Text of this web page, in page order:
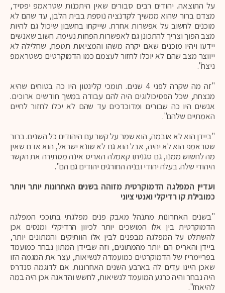
על התוצאה. יהודים רבים סבורים שאין היתכנות שטראמפ יפסיד,
מצדם ברור שהוא ממשיך לקדנציה נוספת בבית הלבן, עד שהם לא
מוכנים לחשוב על אפשרות אחרת. שייקחו בחשבון שיכול גם להיות
מצב הפוך וצריך להתכונן גם לאפשרות הפחות נעימה. חשוב שאנשים
יידעו ויהיו מוכנים שאם יקרה משהו והמציאות תטפח, שחלילה לא
ייווצר מצב שהם לא יוכלו לחזור לעצמם כמו הדמוקרטים כשטראמפ
ניצח".
"זה מה שקרה לפני 4 שנים. תומכי קלינטון היו כה בטוחים שהיא
מנצחת, שכל הפסיכולוגים היה להם עבודה במשך חודשים ארוכים.
אנשים היו כה שבורים ומדוכדכים עד שהם לא יכלו לחזור לחיים
האמתיים שלהם".
"ביידן הוא לא אובמה, הוא שמר על קשר עם היהודים כל השנים. ברור
שטראמפ הוא לא יהיה, אבל הוא גם לא שונא ישראל, הוא אדם שאין
מה לחשוש ממנו, גם סגניתו קאמלה האריס אינה מסתירה את הקשר
היהודי שלה. בעלה יהודי ובניה החורגים יהודים גם הם".
ועדיין המפלגה הדמוקרטית מזוהה בשנים האחרונות יותר ויותר
כמובילת קו רדיקלי ואנטי ציוני
"בשנים האחרונות מתנהל מאבק פנים מפלגתי בתוככי המפלגה
הדמוקרטית בין אלו המושכים יותר לכיוון הרדיקלי ומנסים אכן
להשתלט על המפלגה מבפנים לבין אלו הוותיקים והמתונים יותר,
ביידן והאריס הם יותר מהמתונים, וזה שביידן המתון נבחר כמועמד
בפריימריז של הדמוקרטים כמועמדה לנשיאות, עצר את המגמה הזו
שאכן היינו עדים לה בארבע השנים האחרונות. אם לדוגמה סנדרס
היה נבחר והיה כרגע המועמד לנשיאות, לחשש והדאגה אכן היה במה
להיאחז".